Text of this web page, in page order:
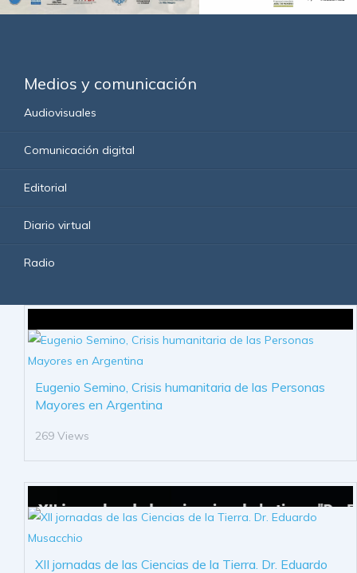
Medios y comunicación
Audiovisuales
Comunicación digital
Editorial
Diario virtual
Radio
Eugenio Semino, Crisis humanitaria de las Personas
Mayores en Argentina
269 Views
XII jornadas de las Ciencias de la Tierra. Dr. Eduardo